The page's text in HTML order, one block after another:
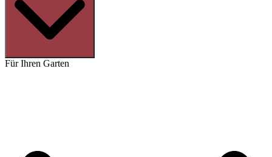
Für Ihren Garten